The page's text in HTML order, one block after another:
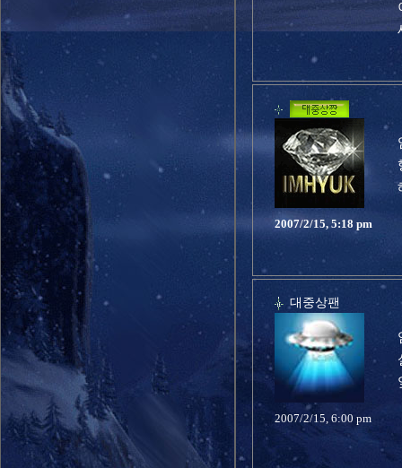
2007/2/15, 5:18 pm
대중상팬
2007/2/15, 6:00 pm